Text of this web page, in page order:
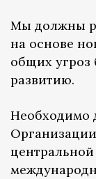
Мы должны
на основе
общих угроз
развитию.
Необходимо